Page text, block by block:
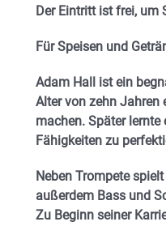
Der Eintritt ist frei, um
Für Speisen und
Adam Hall ist ein
Alter von zehn Jahren
machen. Später
Fähigkeiten zu
Neben Trompete
außerdem Bass und
Zu Beginn seiner